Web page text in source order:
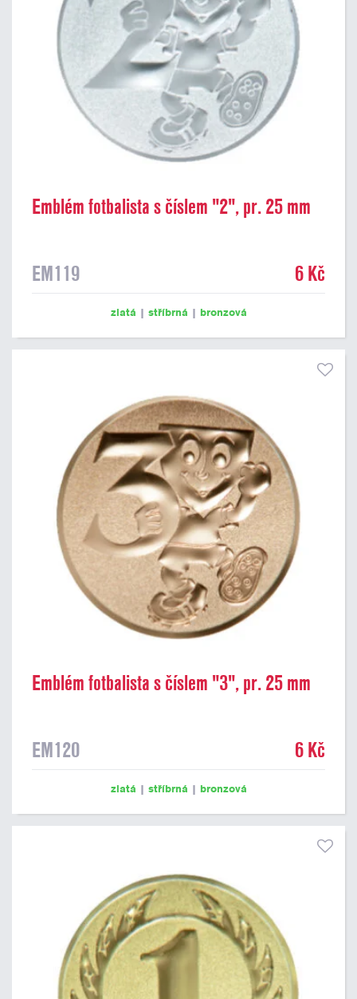
Emblém fotbalista s číslem "2", pr. 25 mm
EM119 6 Kč
zlatá | stříbrná | bronzová
Emblém fotbalista s číslem "3", pr. 25 mm
EM120 6 Kč
zlatá | stříbrná | bronzová